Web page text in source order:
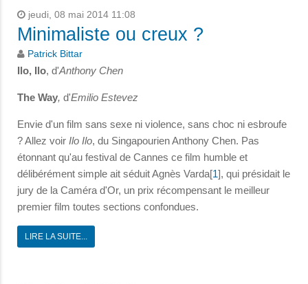
jeudi, 08 mai 2014 11:08
Minimaliste ou creux ?
Patrick Bittar
Ilo, Ilo, d'Anthony Chen
The Way, d'Emilio Estevez
Envie d'un film sans sexe ni violence, sans choc ni esbroufe
? Allez voir Ilo Ilo, du Singapourien Anthony Chen. Pas
étonnant qu'au festival de Cannes ce film humble et
délibérément simple ait séduit Agnès Varda[1], qui présidait le
jury de la Caméra d'Or, un prix récompensant le meilleur
premier film toutes sections confondues.
LIRE LA SUITE...